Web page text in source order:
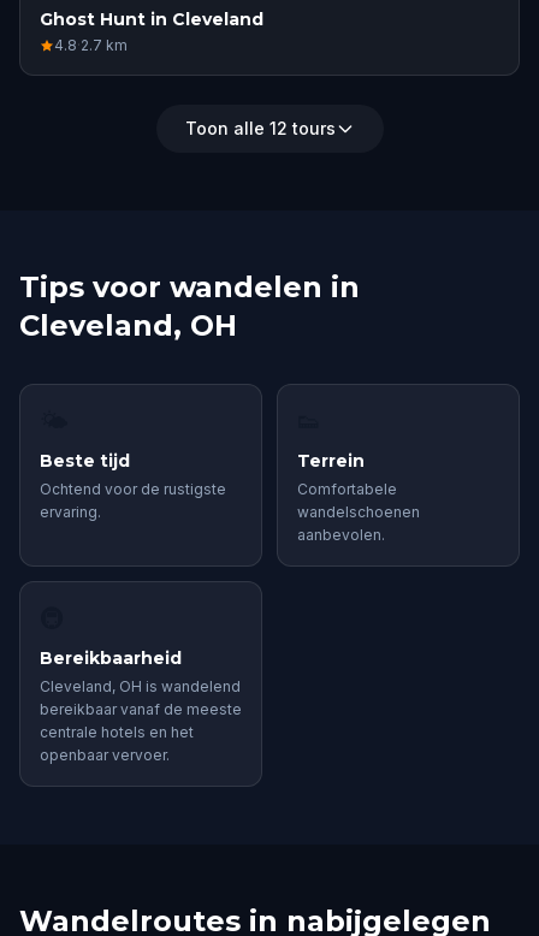
Ghost Hunt in Cleveland
4.8·2.7 km
Toon alle 12 tours
Tips voor wandelen in
Cleveland, OH
Beste tijd
Ochtend voor de rustigste
ervaring.
Terrein
Comfortabele
wandelschoenen
aanbevolen.
Bereikbaarheid
Cleveland, OH is wandelend
bereikbaar vanaf de meeste
centrale hotels en het
openbaar vervoer.
Wandelroutes in nabijgelegen